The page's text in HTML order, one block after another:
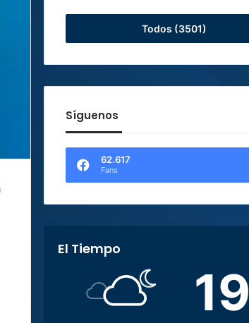
Todos (3501)
Síguenos
62.617
Fans
El Tiempo
19